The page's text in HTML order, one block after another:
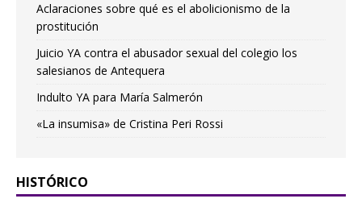
Aclaraciones sobre qué es el abolicionismo de la
prostitución
Juicio YA contra el abusador sexual del colegio los
salesianos de Antequera
Indulto YA para María Salmerón
«La insumisa» de Cristina Peri Rossi
HISTÓRICO